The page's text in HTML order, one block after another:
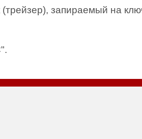
запираемый на